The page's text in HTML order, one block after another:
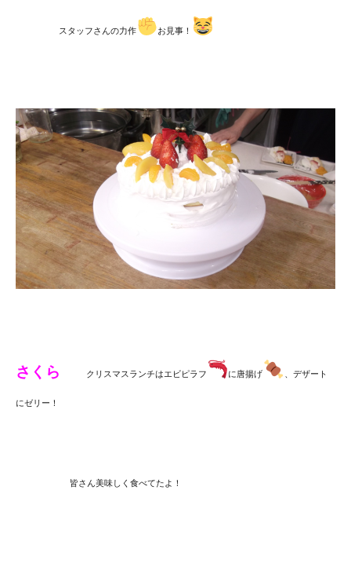
スタッフさんの力作 お見事！
さくら クリスマスランチはエビピラフ に唐揚げ 、デザート
にゼリー！
皆さん美味しく食べてたよ！